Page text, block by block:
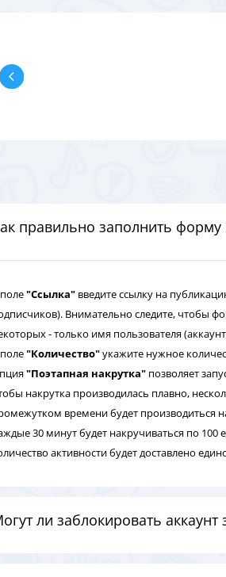
правильно заполнить форму
"Ссылка" введите ссылку на
Внимательно следите, чтобы
- только имя пользователя
"Количество"укажите нужное
"Поэтапная накрутка" позволяет
накрутка производилась плавно,
времени будет производиться
30 минут будет накручиваться по
активности будет доставлено
ли заблокировать аккаунт